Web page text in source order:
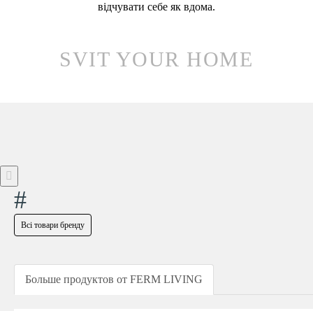
відчувати себе як вдома.
SVIT YOUR HOME
#
Всі товари бренду
Больше продуктов от FERM LIVING